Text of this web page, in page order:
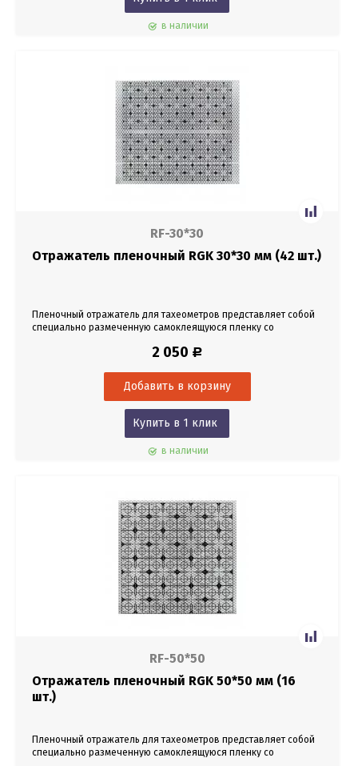
в наличии
RF-30*30
Отражатель пленочный RGK 30*30 мм (42 шт.)
Пленочный отражатель для тахеометров представляет собой
специально размеченную самоклеящуюся пленку со
2 050 Р
Купить в 1 клик
в наличии
RF-50*50
Отражатель пленочный RGK 50*50 мм (16
шт.)
Пленочный отражатель для тахеометров представляет собой
специально размеченную самоклеящуюся пленку со